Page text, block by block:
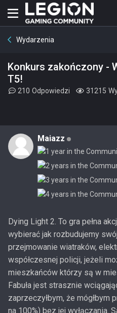
Wydarzenia
Konkurs zakończony -
T5!
210 Odpowiedzi 31215
Maiazz
Dying Light 2. To gra pełna
wybierać jak rozbudujemy
przejmowanie wiatraków,
współczesnej policji, jeżeli
mieszkańców którzy są w
Fabuła jest strasznie
zaprzeczyłbym, że mógłbym
na 100%) bez jej wyłączania.